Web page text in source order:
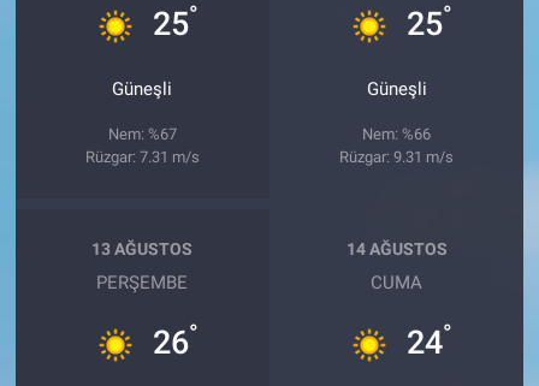
25°
Güneşli
Nem: %67
Rüzgar: 7.31 m/s
25°
Güneşli
Nem: %66
Rüzgar: 9.31 m/s
13 AĞUSTOS
PERŞEMBE
26°
14 AĞUSTOS
CUMA
24°